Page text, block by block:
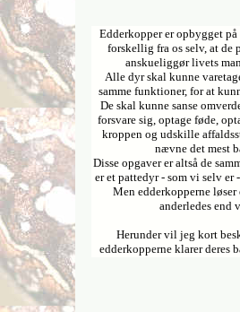
Edderkopper er opbygget på
forskellig fra os selv, at de
anskueliggør livets
Alle dyr skal kunne
samme funktioner, for at
De skal kunne sanse
forsvare sig, optage føde,
kroppen og udskille
nævne det mest
Disse opgaver er altså de
er et pattedyr - som vi selv er
Men edderkopperne
anderledes end
Herunder vil jeg kort
edderkopperne klarer deres